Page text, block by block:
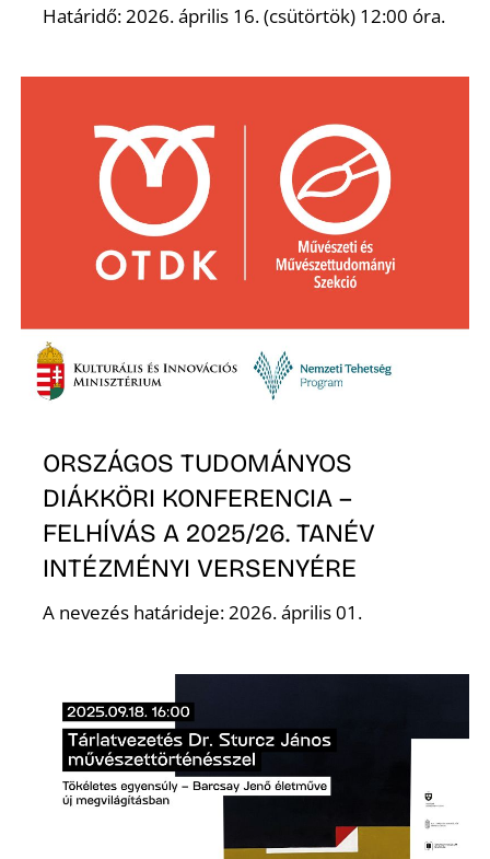
Határidő: 2026. április 16. (csütörtök) 12:00 óra.
ORSZÁGOS TUDOMÁNYOS
DIÁKKÖRI KONFERENCIA –
FELHÍVÁS A 2025/26. TANÉV
INTÉZMÉNYI VERSENYÉRE
A nevezés határideje: 2026. április 01.